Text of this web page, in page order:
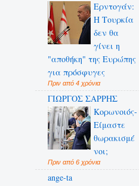
Ερντογάν:
Η Τουρκία
δεν θα
γίνει η
"αποθήκη" της Ευρώπης
για πρόσφυγες
Πριν από 4 χρόνια
ΓΙΩΡΓΟΣ ΣΑΡΡΗΣ
Κορωνοιός-
Είμαστε
θωρακισμέ
νοι;
Πριν από 6 χρόνια
ange-ta